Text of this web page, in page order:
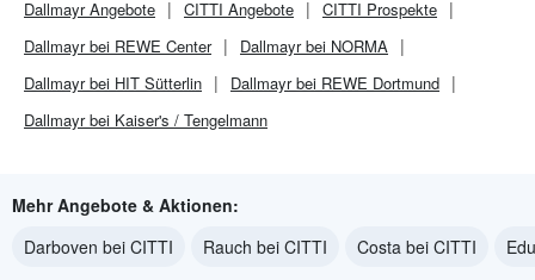
DallmayrAngebote CITTI Angebote CITTI Prospekte
Dallmayr bei REWE Center
Dallmayr bei NORMA
Dallmayr bei HIT Sütterlin
Dallmayr bei REWE Dortmund
Dallmayr bei Kaiser's / Tengelmann
Mehr Angebote & Aktionen:
Darboven bei CITTI
Rauch bei CITTI Costa bei CITTI